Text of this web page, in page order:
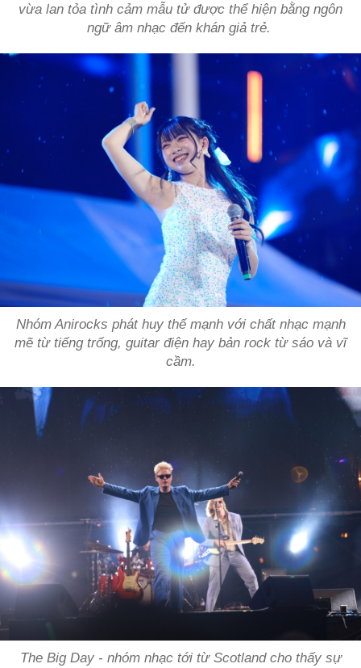
vừa lan tỏa tình cảm mẫu tử được thể hiện bằng ngôn
ngữ âm nhạc đến khán giả trẻ.
Nhóm Anirocks phát huy thế mạnh với chất nhạc mạnh
mẽ từ tiếng trống, guitar điện hay bản rock từ sáo và vĩ
cầm.
The Big Day - nhóm nhạc tới từ Scotland cho thấy sự